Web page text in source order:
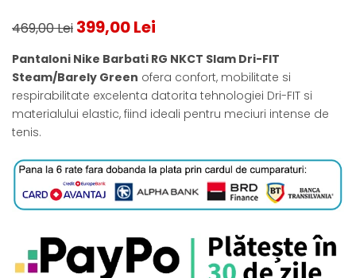
469,00 Lei 399,00 Lei
Pantaloni Nike Barbati RG NKCT Slam Dri-FIT
Steam/Barely Green ofera confort, mobilitate si
respirabilitate excelenta datorita tehnologiei Dri-FIT si
materialului elastic, fiind ideali pentru meciuri intense de
tenis.